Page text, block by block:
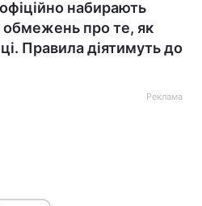
офіційно набирають
обмежень про те, як
Правила діятимуть до
Реклама